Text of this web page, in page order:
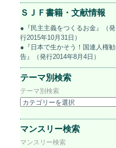
ＳＪＦ書籍・文献情報
●『民主主義をつくるお金』（発
行2015年10月31日）
●『日本で生かそう！国連人権勧
告』（発行2014年8月4日）
テーマ別検索
テーマ別検索
マンスリー検索
マンスリー検索